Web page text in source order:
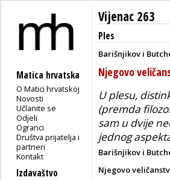
Matica hrvatska
O Matici hrvatskoj
Novosti
Učlanite se
Odjeli
Ogranci
Društva prijatelja i
partneri
Kontakt
Izdavaštvo
Vijenac 263
Ples
Barišnjikov i
Njegovo
U plesu,
(premda
sam u dvije
jednog
Barišnjikov i
Njegovo